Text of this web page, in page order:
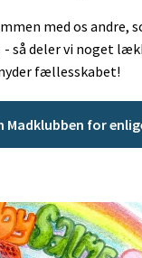
med os andre,
- så deler vi noget
fællesskabet!
Madklubben for